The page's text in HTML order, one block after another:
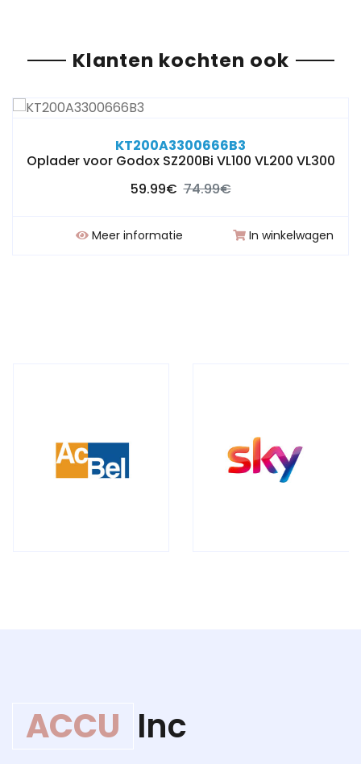
Klanten kochten ook
KT200A3300666B3
Oplader voor Godox SZ200Bi VL100 VL200 VL300
59.99€ 74.99€
Meer informatie In winkelwagen
ACCU Inc